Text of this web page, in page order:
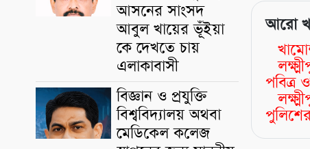
আসনের সাংসদ
আবুল খায়ের ভূঁইয়া
কে দেখতে চায়
এলাকাবাসী
বিজ্ঞান ও প্রযুক্তি
বিশ্ববিদ্যালয় অথবা
মেডিকেল কলেজ
আরো
পবিত্র